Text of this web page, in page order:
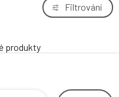
Filtrování
produkty